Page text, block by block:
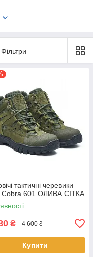
Фільтри
тактичні черевики
Cobra 601 ОЛИВА СІТКА
₴ 4 600 ₴
Купити